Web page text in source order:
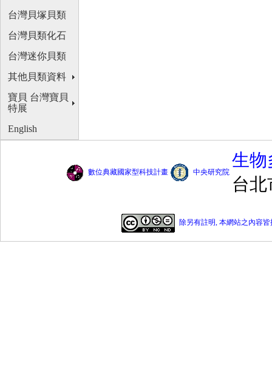
台灣貝塚貝類
台灣貝類化石
台灣迷你貝類
其他貝類資料
寶貝 台灣寶貝
特展
English
數位典藏國家型科技計畫 中央研究院
生物
台北
除另有註明, 本網站之內容